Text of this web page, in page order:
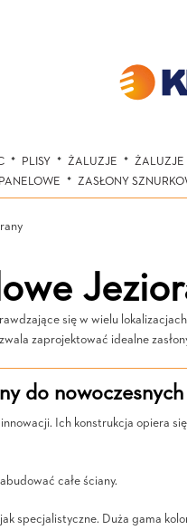
PLISY ŻALUZJE ŻALUZJE
ZASŁONY
się w wielu
zaprojektować idealne
do
Ich konstrukcja opiera
całe ściany.
specjalistyczne. Duża gama